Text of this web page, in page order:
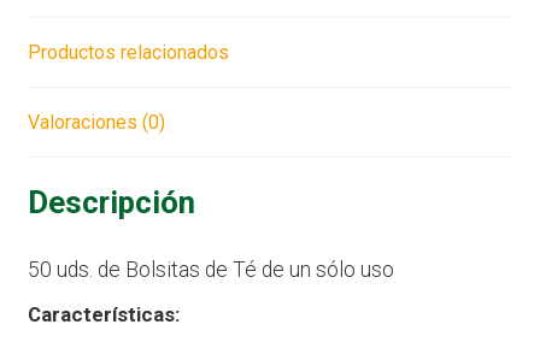
Productos relacionados
Valoraciones (0)
Descripción
50 uds. de Bolsitas de Té de un sólo uso
Características: